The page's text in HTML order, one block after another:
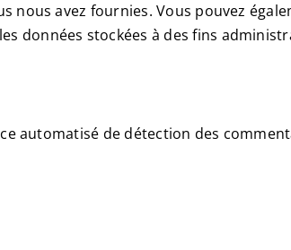
avez fournies. Vous pouvez
données stockées à des fins
automatisé de détection des